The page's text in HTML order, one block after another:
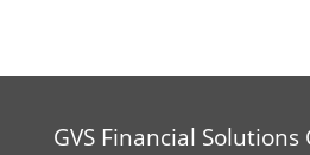
GVS Financial Solutions